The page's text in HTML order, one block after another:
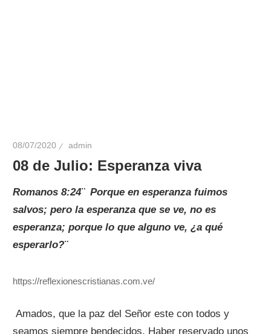
08/07/2020 admin
08 de Julio: Esperanza viva
Romanos 8:24¨ Porque en esperanza fuimos
salvos; pero la esperanza que se ve, no es
esperanza; porque lo que alguno ve, ¿a qué
esperarlo?¨
https://reflexionescristianas.com.ve/
Amados, que la paz del Señor este con todos y
seamos siempre bendecidos. Haber reservado unos